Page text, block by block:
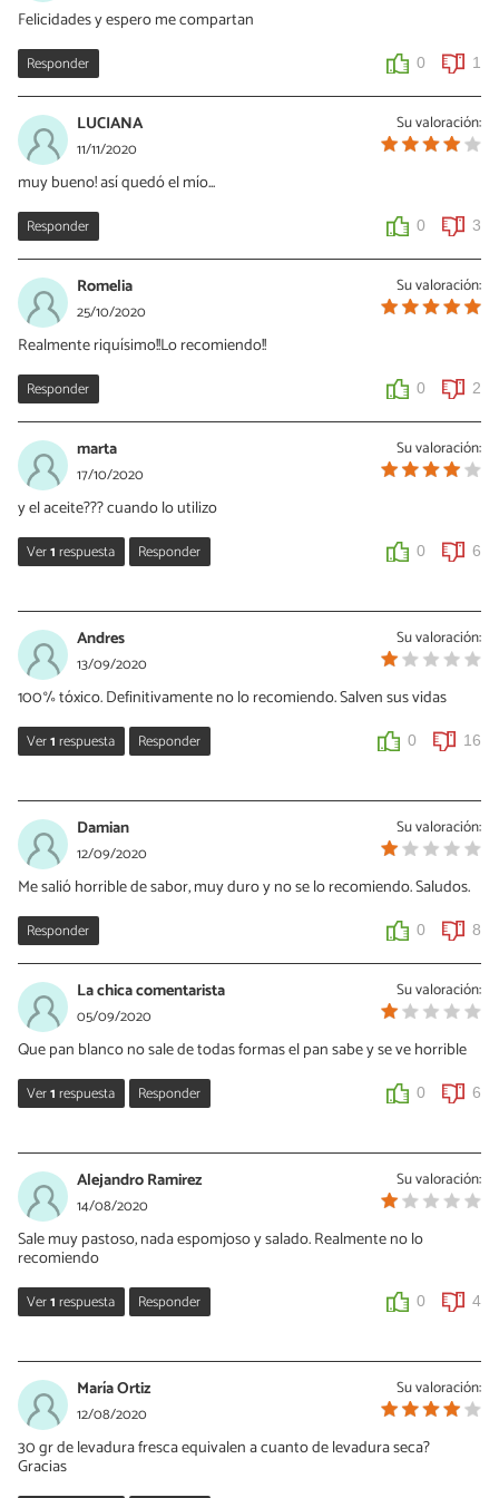
Felicidades y espero me compartan
Responder 0 1
Su valoración:
LUCIANA
11/11/2020
muy bueno! así quedó el mío...
Responder 0 3
Su valoración:
Romelia
25/10/2020
Realmente riquísimo!!Lo recomiendo!!
Responder 0 2
Su valoración:
marta
17/10/2020
y el aceite??? cuando lo utilizo
Ver1respuesta Responder 0 6
16/02/2021
al final hay que hechar lo por encima
0
Su valoración:
Andres
13/09/2020
100% tóxico. Definitivamente no lo recomiendo. Salven sus vidas
Ver1respuesta Responder 0 16
31/08/2021
Por qué haces este comentario? Si quieres no tienes que preparar
la receta
Su valoración:
Damian
12/09/2020
Me salió horrible de sabor, muy duro y no se lo recomiendo. Saludos.
Responder 0 8
Su valoración:
La chica comentarista
05/09/2020
Que pan blanco no sale de todas formas el pan sabe y se ve horrible
Ver1respuesta Responder 0 6
13/09/2020
Si es verdad, sabe a levadura y súper duro. Fue horrible, horrible!
0
Su valoración:
Alejandro Ramirez
14/08/2020
Sale muy pastoso, nada espomjoso y salado. Realmente no lo
recomiendo
Ver1respuesta Responder 0 4
13/09/2020
Si la verdad y el sabor más que salado sabe a levadura!
0
Su valoración:
María Ortiz
12/08/2020
30 gr de levadura fresca equivalen a cuanto de levadura seca?
Gracias